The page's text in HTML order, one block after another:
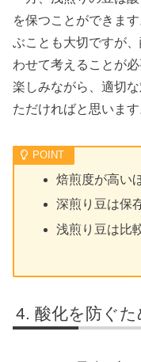
を保つことができま
ぶことも大切ですが
わせて考えることが
楽しみながら、適切
ただければと思います
焙煎度が高い
深煎り豆は保
浅煎り豆は比
酸化を防ぐ